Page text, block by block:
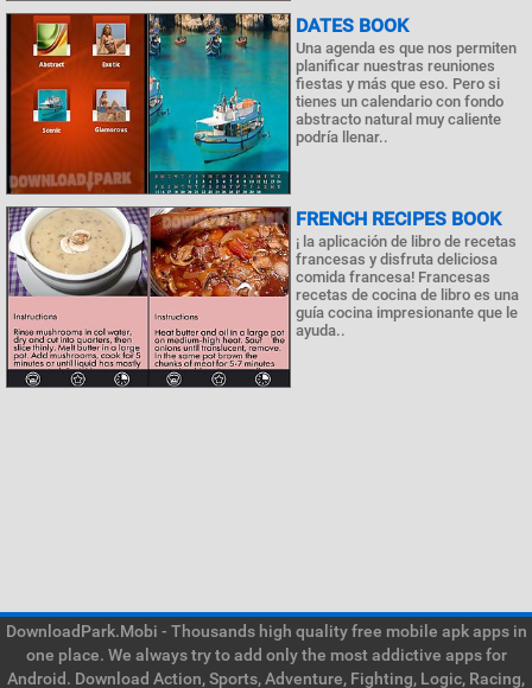
DATES BOOK
Una agenda es que nos permiten
planificar nuestras reuniones
fiestas y más que eso. Pero si
tienes un calendario con fondo
abstracto natural muy caliente
podría llenar..
FRENCH RECIPES BOOK
¡ la aplicación de libro de recetas
francesas y disfruta deliciosa
comida francesa! Francesas
recetas de cocina de libro es una
guía cocina impresionante que le
ayuda..
DownloadPark.Mobi - Thousands high quality free mobile apk apps in
one place. We always try to add only the most addictive apps for
Android. Download Action, Sports, Adventure, Fighting, Logic, Racing,